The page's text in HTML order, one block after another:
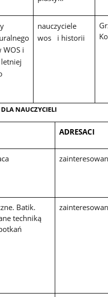
i
nauczyciele
wos i historii
NAUCZYCIELI
ADRESACI
Batik.
techniką